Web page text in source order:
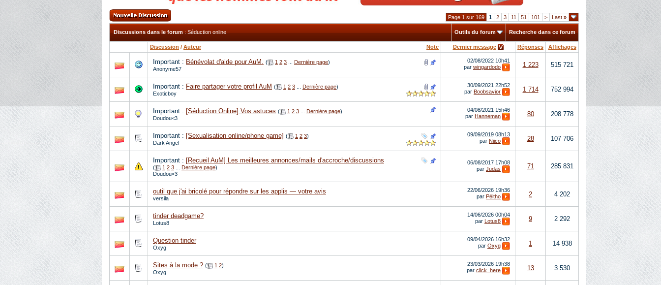
Page 1 sur 169 1 2 3 11 51 101 > Last »
Discussions dans le forum: Séduction online Outils du forum Recherche dans ce forum
Note
Discussion / Auteur Dernier message Réponses Affichages
Important : Bénévolat d'aide pour AuM. ( 1 2 3 Dernière page)
Anonyme57
02/08/2022 10h41
par wingardodo 1 223 515 721
Important : Faire partager votre profil AuM ( 1 2 3 Dernière page)
Exoticboy
30/09/2021 22h52
par Boobsavior 1 714 752 994
Important : [Séduction Online] Vos astuces ( 1 2 3 Dernière page)
Doudou<3
04/08/2021 15h46
par Hanneman 80 208 778
Important : [Sexualisation online/phone game] ( 1 2 3)
Dark Angel
09/09/2019 08h13
par Niico 28 107 706
Important : [Recueil AuM] Les meilleures annonces/mails d'accroche/discussions
( 1 2 3 Dernière page)
Doudou<3
06/08/2017 17h08
par Judas 71 285 831
outil que j'ai bricolé pour répondre sur les applis — votre avis
versila
22/06/2026 19h36
par Péitho 2 4 202
tinder deadgame?
Lotus8
14/06/2026 00h04
par Lotus8 9 2 292
Question tinder
Oxyg
09/04/2026 16h32
par Oxyg 1 14 938
Sites à la mode ? ( 1 2)
Oxyg
23/03/2026 19h38
par click_here 13 3 530